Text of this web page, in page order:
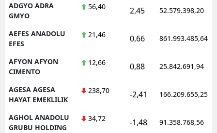
ADGYO ADRA
GMYO
56,40 2,45 52.579.398,20
AEFES ANADOLU
EFES
21,46 0,66 861.993.485,64
AFYON AFYON
CIMENTO
12,66 0,88 25.842.691,94
AGESA AGESA
HAYAT EMEKLILIK
238,70 -2,41 166.209.655,25
AGHOL ANADOLU
GRUBU HOLDING
34,72 -1,48 91.358.768,56